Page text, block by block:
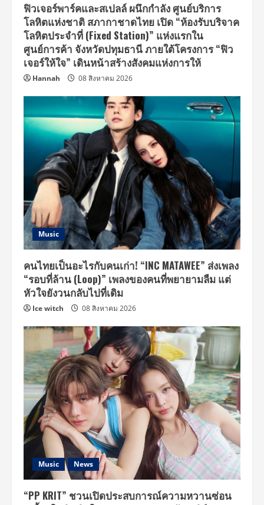
ฟิวเจอร์พาร์คและสเปลล์ ผนึกกำลัง ศูนย์บริการ
โลหิตแห่งชาติ สภากาชาดไทย เปิด “ห้องรับบริจาค
โลหิตประจำที่ (Fixed Station)” แห่งแรกใน
ศูนย์การค้า จังหวัดปทุมธานี ภายใต้โครงการ “ฟิว
เจอร์ให้ใจ” เดินหน้าสร้างสังคมแห่งการให้
Hannah 08 สิงหาคม 2026
Music
คนไทยเป็นอะไรกับคนเก่า! “INC MATAWEE” ส่งเพลง
“รอบที่ล้าน (Loop)” เพลงของคนที่พยายามลืม แต่
หัวใจยังวนกลับไปที่เดิม
Ice witch 08 สิงหาคม 2026
Music News
“PP KRIT” ชวนเปิดประสบการณ์ความหวานซ่อน